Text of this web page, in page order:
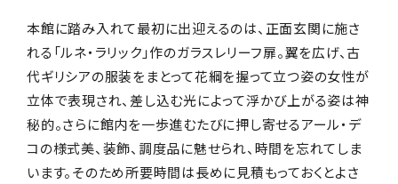
本館に踏み入れて最初に出迎えるのは、正面玄関に施さ
れる「ルネ・ラリック」作のガラスレリーフ扉。翼を広げ、古
代ギリシアの服装をまとって花綱を握って立つ姿の女性が
立体で表現され、差し込む光によって浮かび上がる姿は神
秘的。さらに館内を一歩進むたびに押し寄せるアール・デ
コの様式美、装飾、調度品に魅せられ、時間を忘れてしま
います。そのため所要時間は長めに見積もっておくとよさ